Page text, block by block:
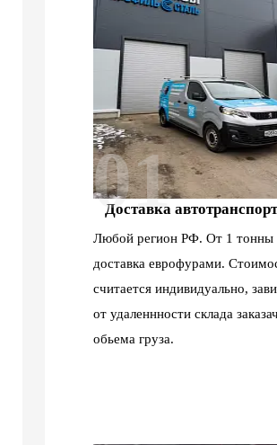
01
Доставка
Любой регион РФ. От 1 тонны
доставка еврофурами.
считается индивидуально,
от удаленнности склада
обьема груза.